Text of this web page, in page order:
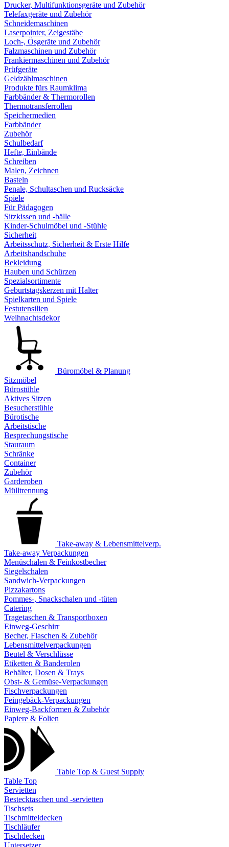
Drucker, Multifunktionsgeräte und Zubehör
Telefaxgeräte und Zubehör
Schneidemaschinen
Laserpointer, Zeigestäbe
Loch-, Ösgeräte und Zubehör
Falzmaschinen und Zubehör
Frankiermaschinen und Zubehör
Prüfgeräte
Geldzählmaschinen
Produkte fürs Raumklima
Farbbänder & Thermorollen
Thermotransferrollen
Speichermedien
Farbbänder
Zubehör
Schulbedarf
Hefte, Einbände
Schreiben
Malen, Zeichnen
Basteln
Penale, Schultaschen und Rucksäcke
Spiele
Für Pädagogen
Sitzkissen und -bälle
Kinder-Schulmöbel und -Stühle
Sicherheit
Arbeitsschutz, Sicherheit & Erste Hilfe
Arbeitshandschuhe
Bekleidung
Hauben und Schürzen
Spezialsortimente
Geburtstagskerzen mit Halter
Spielkarten und Spiele
Festutensilien
Weihnachtsdekor
Büromöbel & Planung
Sitzmöbel
Bürostühle
Aktives Sitzen
Besucherstühle
Bürotische
Arbeitstische
Besprechungstische
Stauraum
Schränke
Container
Zubehör
Garderoben
Mülltrennung
Take-away & Lebensmittelverp.
Take-away Verpackungen
Menüschalen & Feinkostbecher
Siegelschalen
Sandwich-Verpackungen
Pizzakartons
Pommes-, Snackschalen und -tüten
Catering
Tragetaschen & Transportboxen
Einweg-Geschirr
Becher, Flaschen & Zubehör
Lebensmittelverpackungen
Beutel & Verschlüsse
Etiketten & Banderolen
Behälter, Dosen & Trays
Obst- & Gemüse-Verpackungen
Fischverpackungen
Feingebäck-Verpackungen
Einweg-Backformen & Zubehör
Papiere & Folien
Table Top & Guest Supply
Table Top
Servietten
Bestecktaschen und -servietten
Tischsets
Tischmitteldecken
Tischläufer
Tischdecken